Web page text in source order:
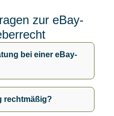
zur eBay-
bei einer eBay-
rechtmäßig?